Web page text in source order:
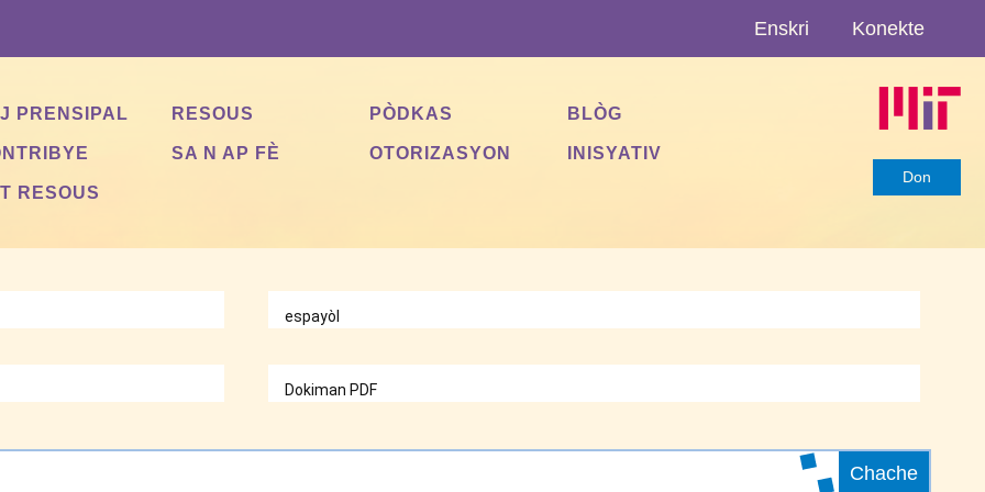
Enskri Konekte
Don
PRENSIPAL RESOUS PÒDKAS
BLÒG
SA N AP FÈ OTORIZASYON
INISYATIV
RESOUS
Chache